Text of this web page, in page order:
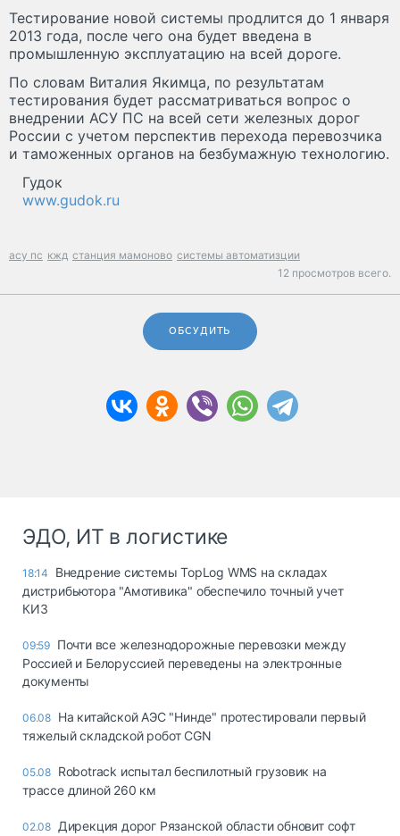
Тестирование новой системы продлится до 1 января
2013 года, после чего она будет введена в
промышленную эксплуатацию на всей дороге.
По словам Виталия Якимца, по результатам
тестирования будет рассматриваться вопрос о
внедрении АСУ ПС на всей сети железных дорог
России с учетом перспектив перехода перевозчика
и таможенных органов на безбумажную технологию.
Гудок
www.gudok.ru
асу пс кжд станция мамоново системы автоматизции
12 просмотров всего.
ОБСУДИТЬ
ЭДО, ИТ в логистике
18:14
Внедрение системы TopLog WMS на складах
дистрибьютора "Амотивика" обеспечило точный учет
КИЗ
09:59 Почти все железнодорожные перевозки между
Россией и Белоруссией переведены на электронные
документы
06.08 На китайской АЭС "Нинде" протестировали первый
тяжелый складской робот CGN
05.08 Robotrack испытал беспилотный грузовик на
трассе длиной 260 км
02.08 Дирекция дорог Рязанской области обновит софт